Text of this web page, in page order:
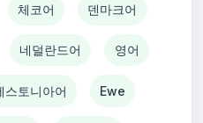
체코어 덴마크어
네덜란드어 영어
스토니아어 Ewe